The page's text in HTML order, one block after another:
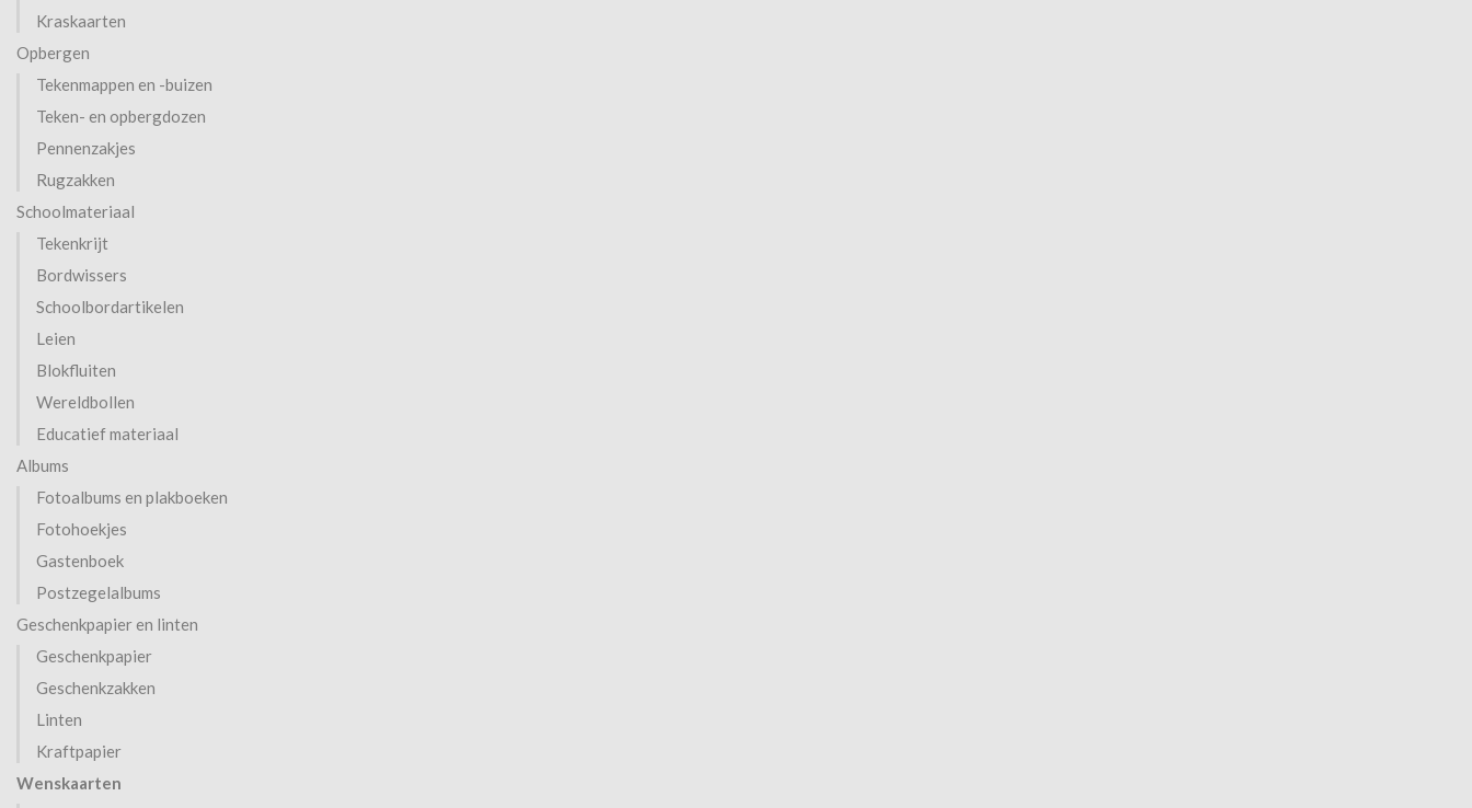
Kraskaarten
Opbergen
Tekenmappen en -buizen
Teken- en opbergdozen
Pennenzakjes
Rugzakken
Schoolmateriaal
Tekenkrijt
Bordwissers
Schoolbordartikelen
Leien
Blokfluiten
Wereldbollen
Educatief materiaal
Albums
Fotoalbums en plakboeken
Fotohoekjes
Gastenboek
Postzegelalbums
Geschenkpapier en linten
Geschenkpapier
Geschenkzakken
Linten
Kraftpapier
Wenskaarten